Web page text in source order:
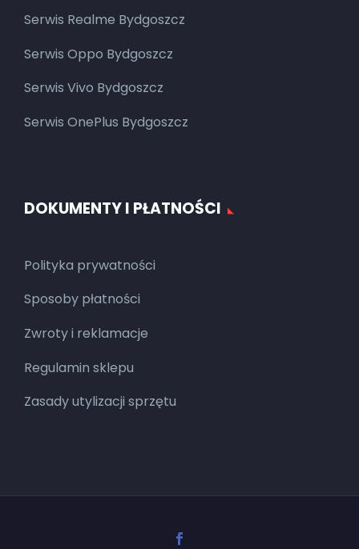
Serwis Realme Bydgoszcz
Serwis Oppo Bydgoszcz
Serwis Vivo Bydgoszcz
Serwis OnePlus Bydgoszcz
DOKUMENTY I PŁATNOŚCI
Polityka prywatności
Sposoby płatności
Zwroty i reklamacje
Regulamin sklepu
Zasady utylizacji sprzętu